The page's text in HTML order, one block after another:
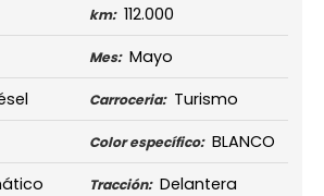
km: 112.000
Mes: Mayo
Carroceria: Turismo
Color específico: BLANCO
Tracción: Delantera